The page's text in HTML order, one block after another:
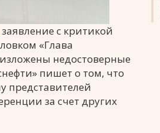
заявление с критикой
«Глава
недостоверные
пишет о том, что
представителей
за счет других